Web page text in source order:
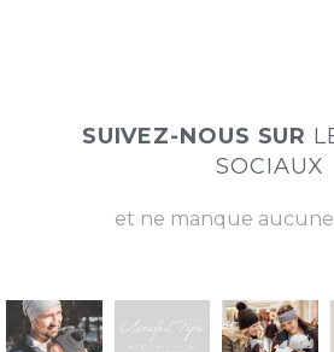
SUIVEZ-NOUS SUR
SOCIAUX
et ne manque